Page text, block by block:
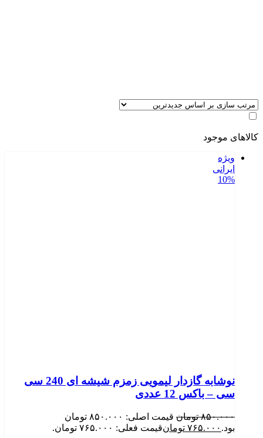
کالاهای موجود
ویژه
ایرانی
10%
نوشابه گازدار لیمویی زمزم شیشه ای 240 سی
سی – باکس 12 عددی
۸۵۰.۰۰۰ تومان
قیمت اصلی: ۸۵۰.۰۰۰ تومان
بود. ۷۶۵.۰۰۰ تومانقیمت فعلی: ۷۶۵.۰۰۰ تومان.